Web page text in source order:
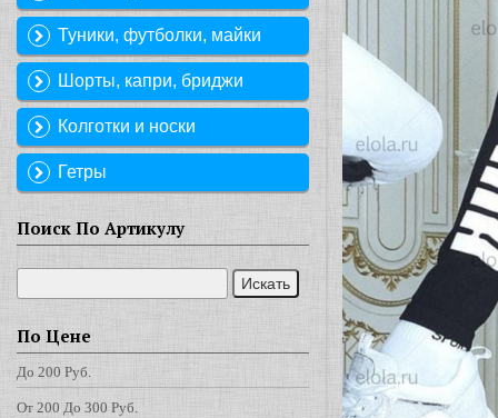
Туники, футболки, майки
Шорты, капри, бриджи
Колготки и носки
Гетры
Поиск По Артикулу
По Цене
До 200 Руб.
От 200 До 300 Руб.